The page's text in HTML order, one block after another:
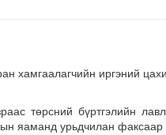
хамгаалагчийн иргэний
төрсний бүртгэлийн
яаманд урьдчилан факсаар